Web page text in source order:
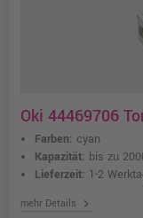
Oki 44469706
Farben: cyan
Kapazität: bis zu
Lieferzeit: 1-2
mehr Details chevron_right